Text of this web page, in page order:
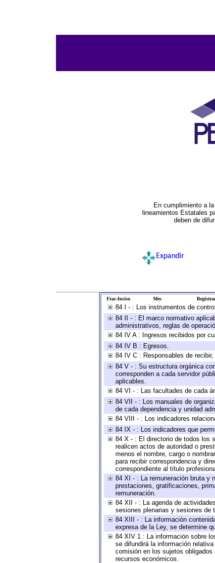
En cumplimiento a
lineamientos Estatales
deben de
Expandir
Frac-Inciso Mes
84 I - : Los instrumentos de
84 II - : El marco normativo
administrativos, reglas de
84 IV A : Ingresos recibidos por
84 IV B : Egresos.
84 IV C : Responsables de
84 V - : Su estructura orgánica
corresponden a cada servidor
aplicables.
84 VI - : Las facultades de cada
84 VII - : Los manuales de
de cada dependencia y unidad
84 VIII - : Los indicadores
84 IX - : Los indicadores que
84 X - : El directorio de todos los
realicen actos de autoridad o
menos el nombre, cargo o
para recibir correspondencia y
correspondiente al título
84 XI - : La remuneración bruta y
prestaciones, gratificaciones,
remuneración.
84 XII - : La agenda de
sesiones plenarias y sesiones de
84 XIII - : La información
expresa de la Ley, se determine
84 XIV 1 : La información sobre
se difundirá la información
comisión en los sujetos
recursos económicos.